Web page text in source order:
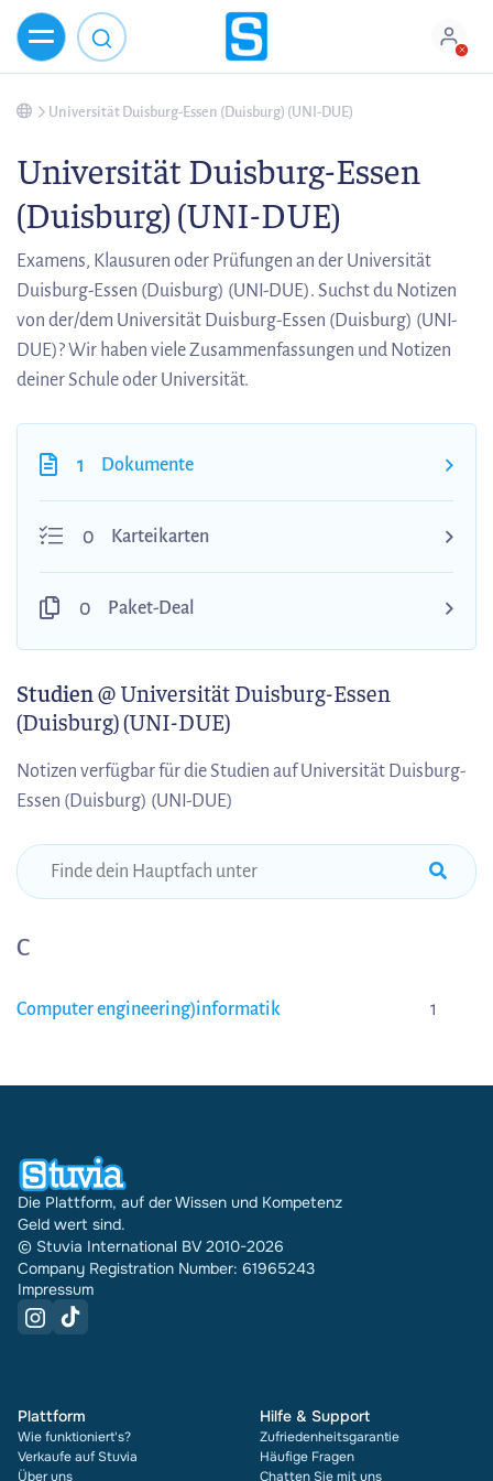
Universität Duisburg-Essen (Duisburg) (UNI-DUE)
Universität Duisburg-Essen
(Duisburg) (UNI-DUE)
Examens, Klausuren oder Prüfungen an der Universität
Duisburg-Essen (Duisburg) (UNI-DUE). Suchst du Notizen
von der/dem Universität Duisburg-Essen (Duisburg) (UNI-
DUE)? Wir haben viele Zusammenfassungen und Notizen
deiner Schule oder Universität.
1 Dokumente
0 Karteikarten
0 Paket-Deal
Studien@ Universität Duisburg-Essen
(Duisburg) (UNI-DUE)
Notizen verfügbar für die Studien auf Universität Duisburg-
Essen (Duisburg) (UNI-DUE)
C
Computer engineering)informatik 1
Die Plattform, auf der Wissen und Kompetenz
Geld wert sind.
© Stuvia International BV 2010-2026
Company Registration Number: 61965243
Impressum
Plattform
Wie funktioniert's?
Verkaufe auf Stuvia
Über uns
Hilfe & Support
Zufriedenheitsgarantie
Häufige Fragen
Chatten Sie mit uns